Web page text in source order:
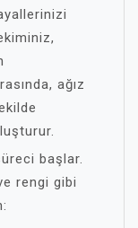
ağız
başlar.
rengi gibi